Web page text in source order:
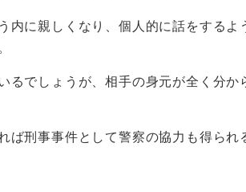
内に親しくなり、個人的に話をする
るでしょうが、相手の身元が全く分
ば刑事事件として警察の協力も得ら